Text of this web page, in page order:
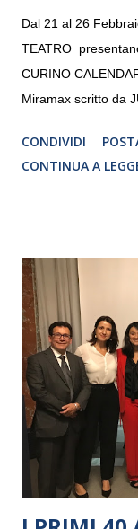
Dal 21 al 26
TEATRO
CURINO
Miramax scritto da
CRISTINA PEZZOLI
CONDIVIDI
CONTINUA A